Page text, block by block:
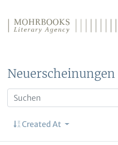
Neuerscheinungen
Created At